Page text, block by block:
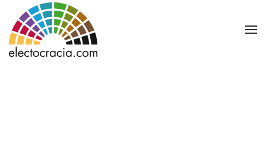
Ir al contenido principal